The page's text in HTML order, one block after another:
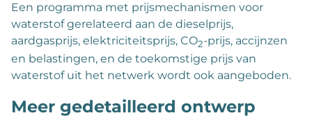
Een programma met prijsmechanismen voor
waterstof gerelateerd aan de dieselprijs,
aardgasprijs, elektriciteitsprijs, CO2-prijs, accijnzen
en belastingen, en de toekomstige prijs van
waterstof uit het netwerk wordt ook aangeboden.
Meer gedetailleerd ontwerp